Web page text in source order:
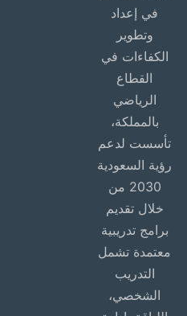
في إعداد
وتطوير
الكفاءات في
القطاع
الرياضي
بالمملكة،
تأسست لدعم
رؤية السعودية
2030 من
خلال تقديم
برامج تدريبية
معتمدة تشمل
التدريب
الشخصي،